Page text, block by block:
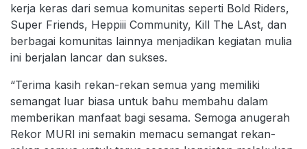
kerja keras dari semua komunitas seperti Bold Riders,
Super Friends, Heppiii Community, Kill The LAst, dan
berbagai komunitas lainnya menjadikan kegiatan mulia
ini berjalan lancar dan sukses.
“Terima kasih rekan-rekan semua yang memiliki
semangat luar biasa untuk bahu membahu dalam
memberikan manfaat bagi sesama. Semoga anugerah
Rekor MURI ini semakin memacu semangat rekan-